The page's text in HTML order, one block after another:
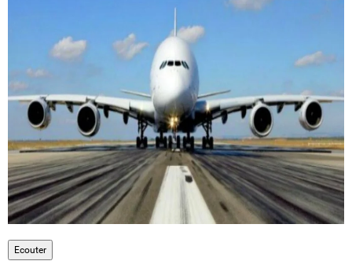
Tourisme
Régions
Hotels
Evenements
Ecouter